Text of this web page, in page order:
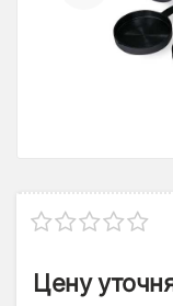
Цену